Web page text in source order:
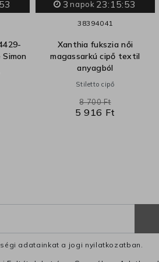
3 napok 23:15:52
38394041
Xanthia fukszia női
magassarkú cipő textil
anyagból
Stiletto cipő
5 916 Ft
8 700 Ft
adatainkat a jogi nyilatkozatban.